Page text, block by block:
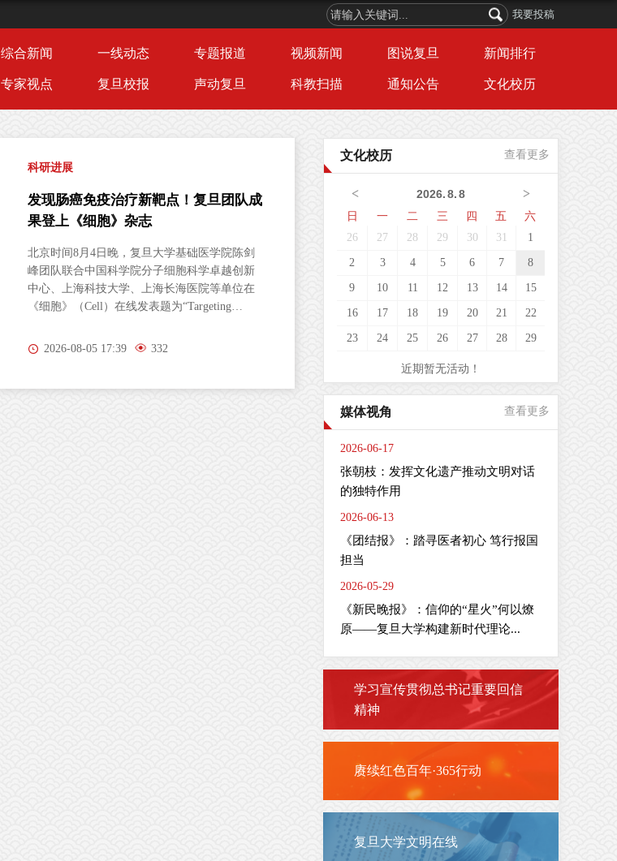
我要投稿
综合新闻 一线动态 专题报道 视频新闻 图说复旦 新闻排行
专家视点 复旦校报 声动复旦 科教扫描 通知公告 文化校历
科研进展
发现肠癌免疫治疗新靶点！复旦团队成
果登上《细胞》杂志
北京时间8月4日晚，复旦大学基础医学院陈剑
峰团队联合中国科学院分子细胞科学卓越创新
中心、上海科技大学、上海长海医院等单位在
《细胞》（Cell）在线发表题为“Targeting
Immunity in Colorectal Cancer（靶向外周5-
2026-08-05 17:39 332
文化校历 查看更多
< >
2026.8.8
日
一 二 三 四 五 六
26 27 28 29 30 31 1
2 3 4 5 6 7 8
9 10 11 12 13 14 15
16 17 18 19 20 21 22
23 24 25 26 27 28 29
近期暂无活动！
媒体视角 查看更多
2026-06-17
张朝枝：发挥文化遗产推动文明对话
的独特作用
2026-06-13
《团结报》：踏寻医者初心 笃行报国
担当
2026-05-29
《新民晚报》：信仰的“星火”何以燎
原——复旦大学构建新时代理论...
学习宣传贯彻总书记重要回信
精神
赓续红色百年·365行动
复旦大学文明在线